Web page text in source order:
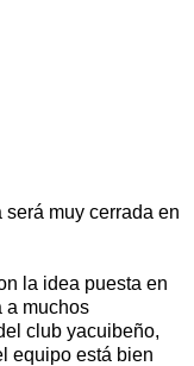
muy cerrada en
la idea puesta en
a muchos
club yacuibeño,
equipo está bien